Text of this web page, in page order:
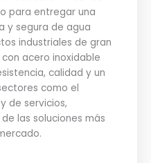
para entregar una
y segura de agua
industriales de gran
acero inoxidable
calidad y un
como el
de servicios,
las soluciones más